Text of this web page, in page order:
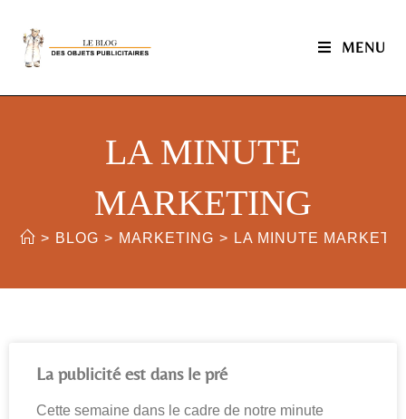
MENU
LA MINUTE
MARKETING
> BLOG > MARKETING > LA MINUTE
La publicité est dans le pré
Cette semaine dans le cadre de notre minute